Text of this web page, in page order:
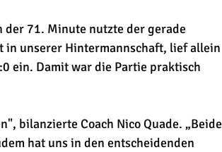
71. Minute nutzte der gerade
in unserer Hintermannschaft, lief allein
ein. Damit war die Partie praktisch
bilanzierte Coach Nico Quade. „Beide
hat uns in den entscheidenden